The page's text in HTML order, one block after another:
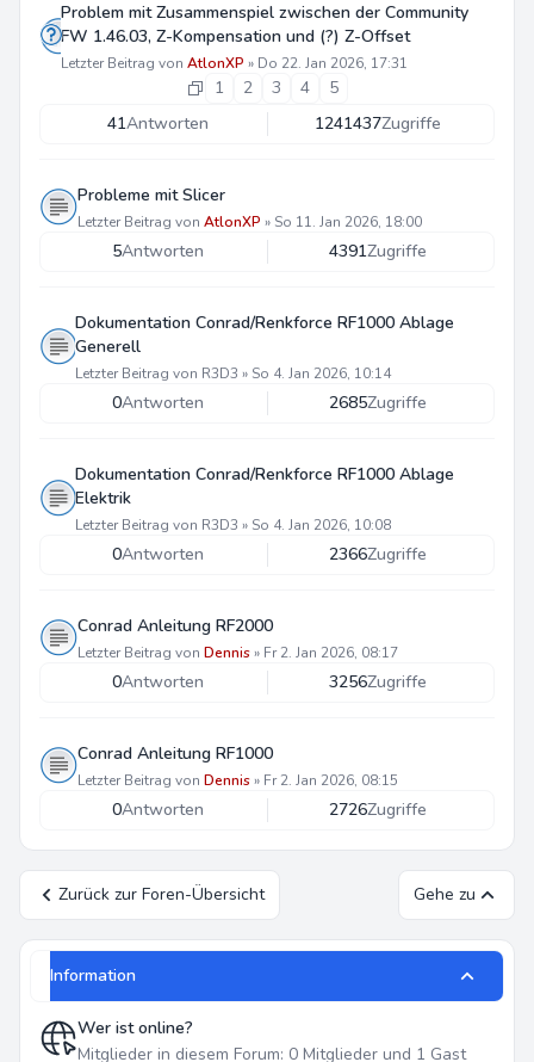
Problem mit Zusammenspiel zwischen der Community
FW 1.46.03, Z-Kompensation und (?) Z-Offset
Letzter Beitrag vonAtlonXP » Do 22. Jan 2026, 17:31
1 2 3 4
5
41Antworten 1241437Zugriffe
Probleme mit Slicer
Letzter Beitrag von AtlonXP » So 11. Jan 2026, 18:00
5Antworten 4391Zugriffe
Dokumentation Conrad/Renkforce RF1000 Ablage
Generell
Letzter Beitrag von R3D3 » So 4. Jan 2026, 10:14
0Antworten 2685Zugriffe
Dokumentation Conrad/Renkforce RF1000 Ablage
Elektrik
Letzter Beitrag von R3D3 » So 4. Jan 2026, 10:08
0Antworten 2366Zugriffe
Conrad Anleitung RF2000
Letzter Beitrag von Dennis» Fr 2. Jan 2026, 08:17
0Antworten 3256Zugriffe
Conrad Anleitung RF1000
Letzter Beitrag von Dennis» Fr 2. Jan 2026, 08:15
0Antworten 2726Zugriffe
Zurück zur Foren-Übersicht Gehe zu
Information
Wer ist online?
Mitglieder in diesem Forum: 0 Mitglieder und 1 Gast